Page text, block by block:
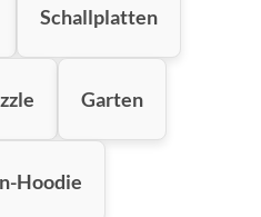
Schallplatten
Garten
Hoodie